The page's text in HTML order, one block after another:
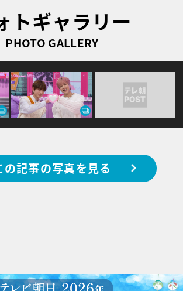
トギャラリー
PHOTO GALLERY
の記事の写真を見る